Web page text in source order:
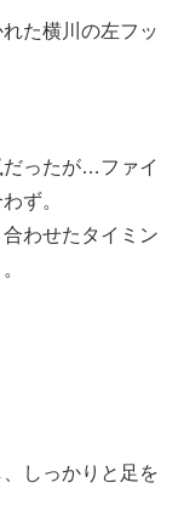
た横川の左フッ
だったが…ファイ
ず。
わせたタイミン
しっかりと足を